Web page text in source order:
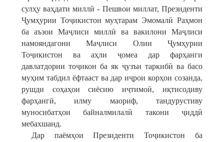
сулҳу ваҳдати миллӣ - Пешвои миллат, Президенти
Ҷумҳурии Тоҷикистон муҳтарам Эмомалӣ Раҳмон
ба аъзои Маҷлиси миллӣ ва вакилони Маҷлиси
намояндагони Маҷлиси Олии Ҷумҳурии
Тоҷикистон ва аҳли ҷомеа дар фарҳанги
давлатдории тоҷикон ба як ҷузъи таркибӣ ва басо
муҳим табдил ёфтааст ва дар иҷрои корҳои созанда,
рушди соҳаҳои сиёсию иҷтимоӣ, иқтисодиву
фарҳангӣ, илму маориф, тандурустиву
муносибатҳои байналмилалӣ такони ҷиддӣ
мебахшанд.
Дар паёмҳои Президенти Тоҷикистон ба